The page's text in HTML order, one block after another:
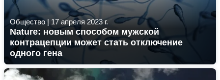
Общество| 17 апреля 2023 г.
Nature: новым способом мужской
контрацепции может стать отключение
одного гена